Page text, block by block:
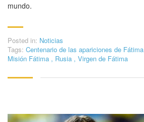
mundo.
Posted in: Noticias
Tags: Centenario de las apariciones de Fátima
Misión Fátima , Rusia , Virgen de Fátima